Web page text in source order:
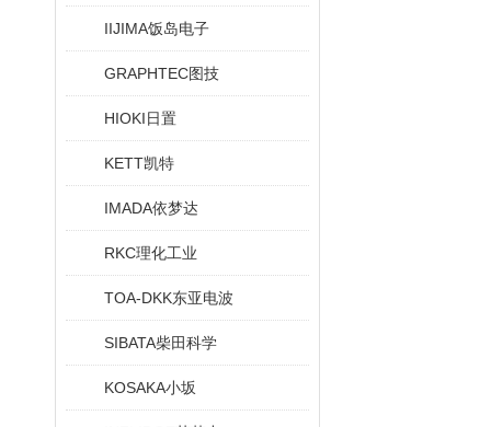
IIJIMA饭岛电子
GRAPHTEC图技
HIOKI日置
KETT凯特
IMADA依梦达
RKC理化工业
TOA-DKK东亚电波
SIBATA柴田科学
KOSAKA小坂